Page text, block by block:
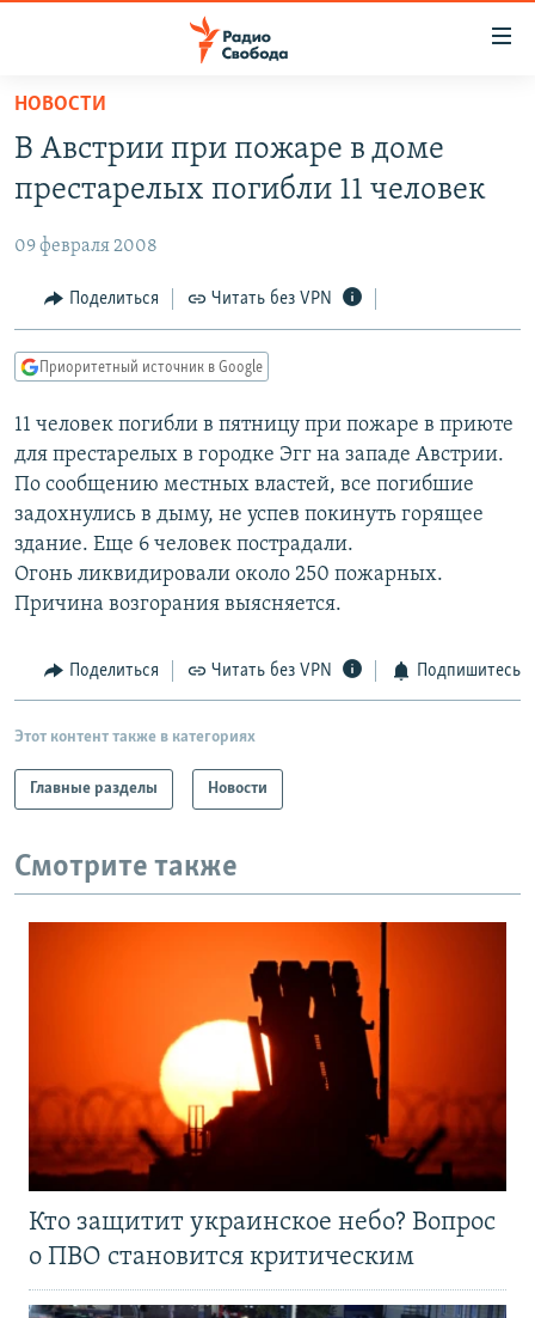
упрощенного
доступа
основному
Вернутся
главной
навигации
Вернутся
поиску
ПОДКАСТЫ
АВТОРСКИЕ ПРОЕКТЫ
ЦИТАТЫ СВОБОДЫ
МНЕНИЯ
IDEL.РЕАЛИИ
КАВКАЗ.РЕАЛИИ
СЕВЕР.РЕАЛИИ
СИБИРЬ.РЕАЛИИ
РАСПИСАНИЕ ВЕЩАНИЯ
ПОДПИШИТЕСЬ НА РАССЫЛКУ
СОЦИАЛЬНЫЕ СЕТИ
НОВОСТИ
В Австрии при пожаре в доме
престарелых погибли 11 человек
09 февраля 2008
Поделиться Читать без VPN
Приоритетный источник в Google
11 человек погибли в пятницу при пожаре в приюте
для престарелых в городке Эгг на западе Австрии.
По сообщению местных властей, все погибшие
задохнулись в дыму, не успев покинуть горящее
здание. Еще 6 человек пострадали.
Огонь ликвидировали около 250 пожарных.
Причина возгорания выясняется.
Поделиться Читать без VPN Подпишитесь
Этот контент также в категориях
Главные разделы Новости
Смотрите также
Кто защитит украинское небо? Вопрос
о ПВО становится критическим